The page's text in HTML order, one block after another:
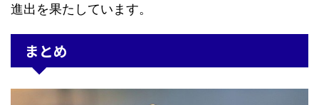
進出を果たしています。
まとめ